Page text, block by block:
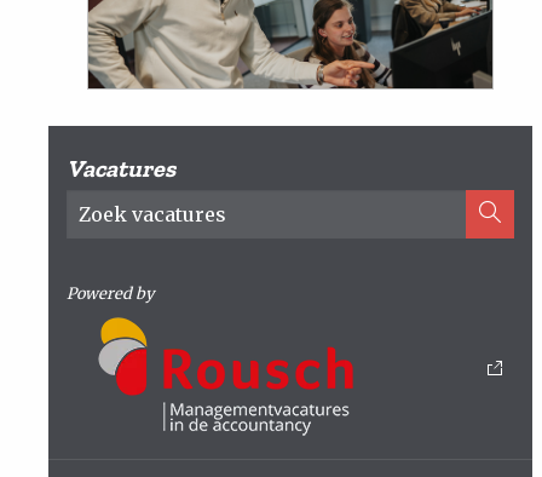
Vacatures
Powered by